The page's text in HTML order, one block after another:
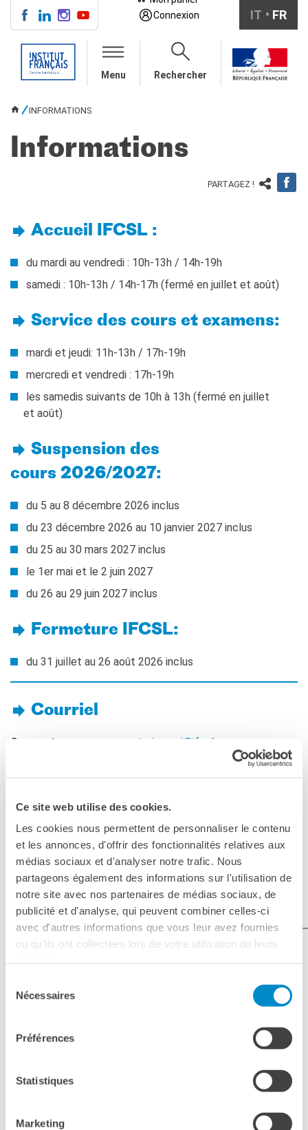
Ce site web utilise des cookies.
Les cookies nous permettent de personnaliser le contenu
et les annonces, d'offrir des fonctionnalités relatives aux
médias sociaux et d'analyser notre trafic. Nous
partageons également des informations sur l'utilisation de
notre site avec nos partenaires de médias sociaux, de
publicité et d'analyse, qui peuvent combiner celles-ci
avec d'autres informations que vous leur avez fournies
ou qu'ils ont collectées lors de votre utilisation de leurs
Nécessaires
Préférences
Statistiques
Marketing
CENTRE SAINT-LOUIS
INFOS PRATIQUES
collectifs pour ados
entreprises/institutions
CERTIFICATIONS
DELF ragazzi
Ev@lang
CINÉMA
ÉVÉNEMENTS
MÉDIATHÈQUE
Attività per le scuole
Certificazioni e corsi per le
scuole
Chaire Méditerranée
Prix de Lubac
Bourses
Giubileo 2025
QUI SOMMES-NOUS?
Nos partenaires
BLOG
RECHERCHER
Connexion
IT FR
Menu Rechercher
INFORMATIONS
Informations
PARTAGEZ !
Accueil IFCSL :
du mardi au vendredi : 10h-13h / 14h-19h
samedi : 10h-13h / 14h-17h (fermé en juillet et août)
Service des cours et examens:
mardi et jeudi: 11h-13h / 17h-19h
mercredi et vendredi : 17h-19h
les samedis suivants de 10h à 13h (fermé en juillet
et août)
Suspension des
cours 2026/2027:
du 5 au 8 décembre 2026 inclus
du 23 décembre 2026 au 10 janvier 2027 inclus
du 25 au 30 mars 2027 inclus
le 1er mai et le 2 juin 2027
du 26 au 29 juin 2027 inclus
Fermeture IFCSL:
du 31 juillet au 26 août 2026 inclus
Courriel
Cours et examens:
segreteriacorsi@ifcsl.com
Cinéna et événements:cultura@ifcsl.com
Téléphone: + 3906.680.261
Adresse:largo Giuseppe
Toniolo, 20/22 - Rome